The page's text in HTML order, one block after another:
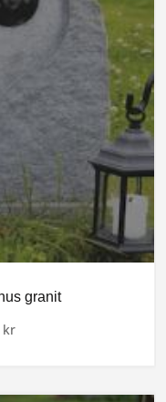
granit
kr